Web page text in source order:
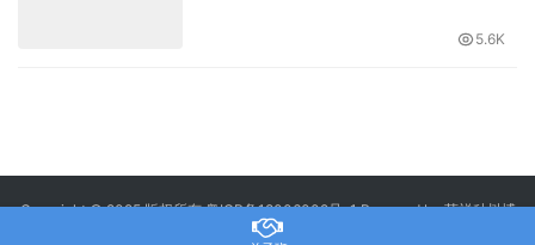
5.6K
Copyright © 2025 版权所有粤ICP备18006002号-1Powered by 萌祥种树博
客